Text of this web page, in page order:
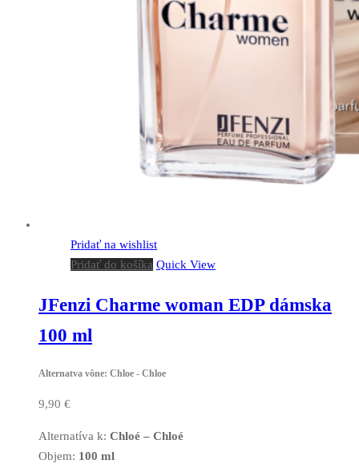
Pridať na wishlist
Pridať do košíka Quick View
JFenzi Charme woman EDP dámska
100 ml
Alternatva vône: Chloe - Chloe
9,90 €
Alternatíva k: Chloé – Chloé
Objem: 100 ml